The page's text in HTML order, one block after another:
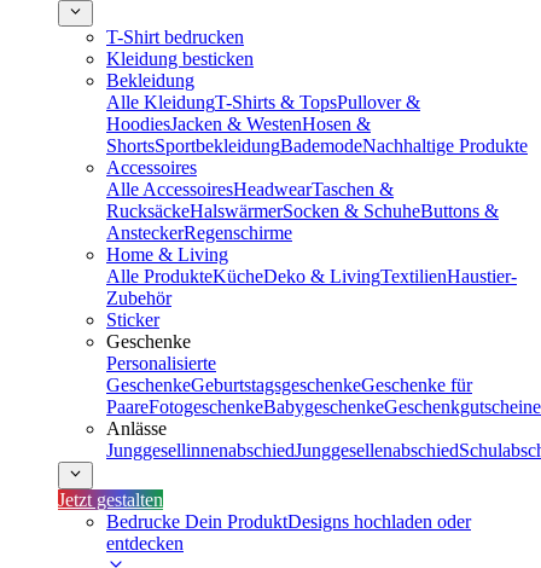
T-Shirt bedrucken
Kleidung besticken
Bekleidung
Alle KleidungT-Shirts & TopsPullover &
HoodiesJacken & WestenHosen &
ShortsSportbekleidungBademodeNachhaltige Produkte
Accessoires
Alle AccessoiresHeadwearTaschen &
RucksäckeHalswärmerSocken & SchuheButtons &
AnsteckerRegenschirme
Home & Living
Alle ProdukteKücheDeko & LivingTextilienHaustier-
Zubehör
Sticker
Geschenke
Personalisierte
GeschenkeGeburtstagsgeschenkeGeschenke für
PaareFotogeschenkeBabygeschenkeGeschenkgutscheine
Anlässe
JunggesellinnenabschiedJunggesellenabschied
Jetzt gestalten
Bedrucke Dein ProduktDesigns hochladen oder
entdecken